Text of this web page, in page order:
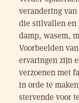
verandering
die stilvallen en
damp, wasem,
Voorbeelden
ervaringen zijn
verzoenen met
in orde te
stervende voor